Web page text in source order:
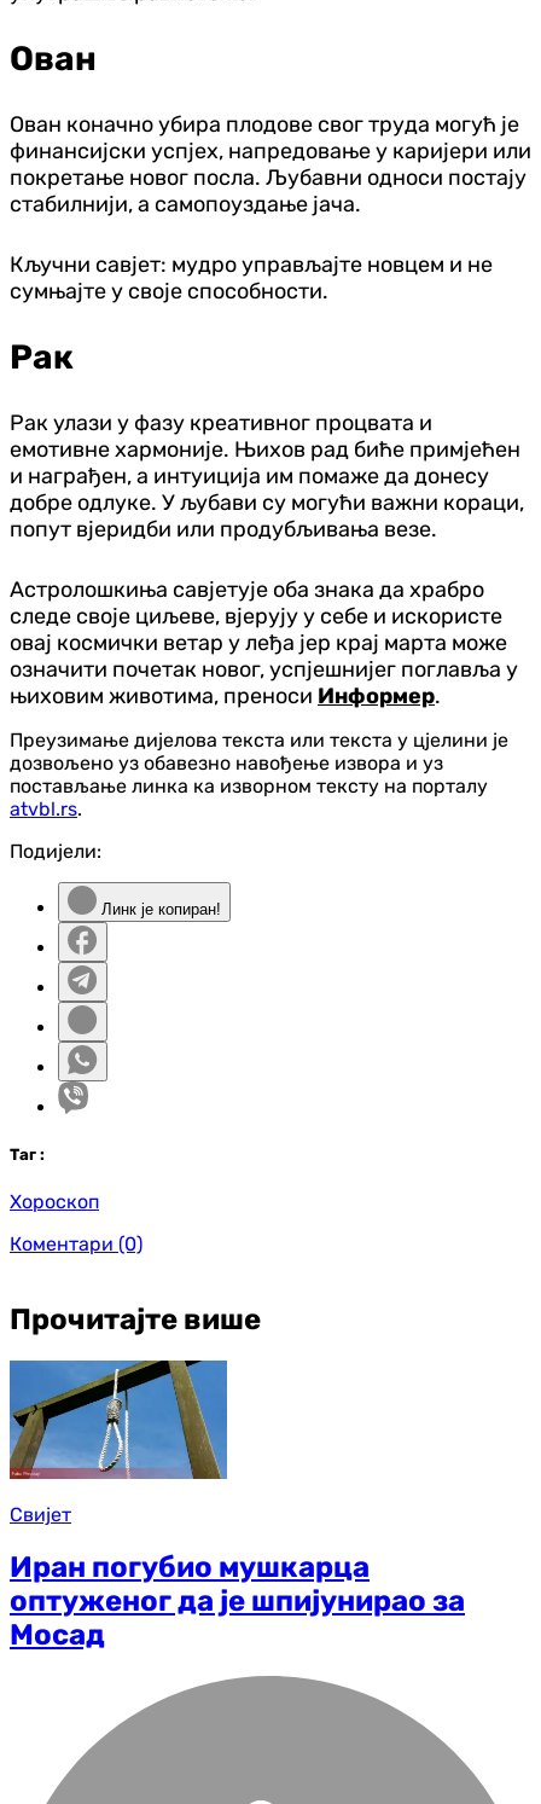
Ован
Ован коначно убира плодове свог труда могућ је
финансијски успјех, напредовање у каријери или
покретање новог посла. Љубавни односи постају
стабилнији, а самопоуздање јача.
Кључни савјет: мудро управљајте новцем и не
сумњајте у своје способности.
Рак
Рак улази у фазу креативног процвата и
емотивне хармоније. Њихов рад биће примјећен
и награђен, а интуиција им помаже да донесу
добре одлуке. У љубави су могући важни кораци,
попут вјеридби или продубљивања везе.
Астролошкиња савјетује оба знака да храбро
следе своје циљеве, вјерују у себе и искористе
овај космички ветар у леђа јер крај марта може
означити почетак новог, успјешнијег поглавља у
њиховим животима, преноси Информер.
Преузимање дијелова текста или текста у цјелини је
дозвољено уз обавезно навођење извора и уз
постављање линка ка изворном тексту на порталу
atvbl.rs.
Подијели:
Линк је копиран!
Таг :
Хороскоп
Коментари (0)
Прочитајте више
Свијет
Иран погубио мушкарца
оптуженог да је шпијунирао за
Мосад